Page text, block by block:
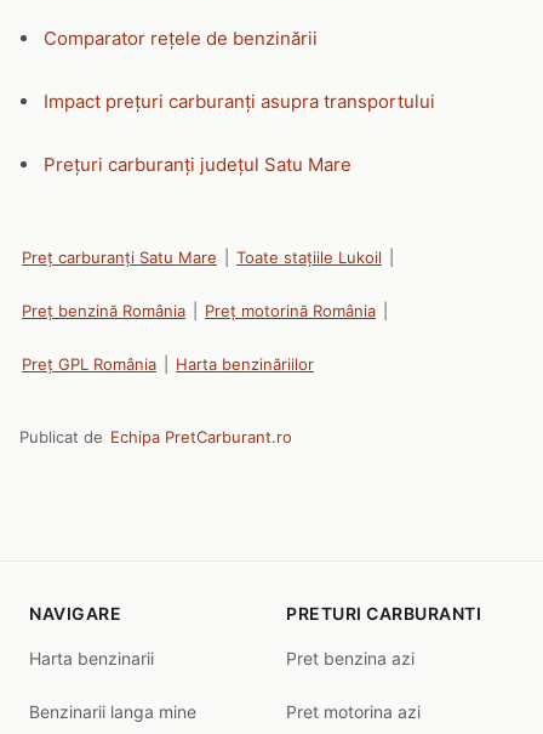
Comparator rețele de benzinării
Impact prețuri carburanți asupra transportului
Prețuri carburanți județul Satu Mare
Preț carburanți Satu Mare Toate stațiile Lukoil
Preț benzină România Preț motorină România
Preț GPL România Harta benzinăriilor
Publicat de Echipa PretCarburant.ro
NAVIGARE
Harta benzinarii
Benzinarii langa mine
PRETURI CARBURANTI
Pret benzina azi
Pret motorina azi